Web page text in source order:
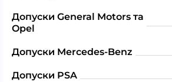
Допуски General Motors та
Opel
Допуски Mercedes-Benz
Допуски PSA